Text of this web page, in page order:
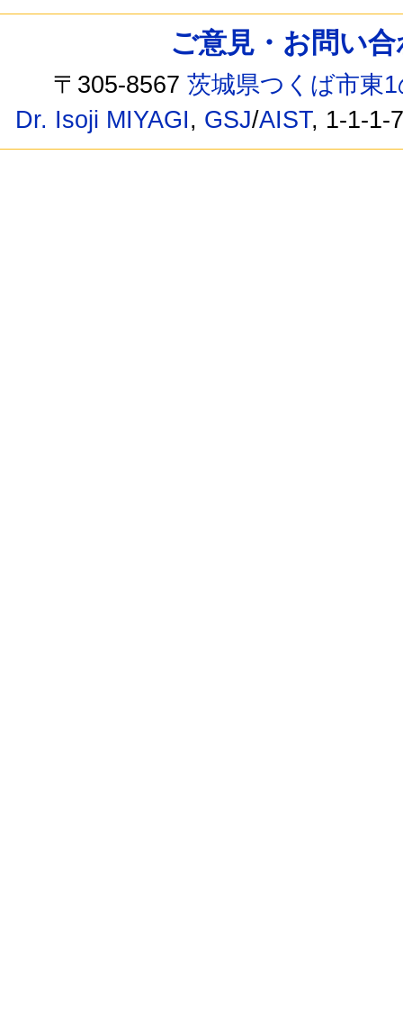
ご意見・お問い
〒305-8567茨城県つくば市東
Dr. Isoji MIYAGI, GSJ/AIST, 1-1-1-